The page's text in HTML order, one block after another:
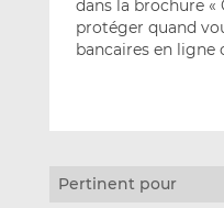
dans la brochure «
protéger quand
bancaires en ligne
Pertinent pour